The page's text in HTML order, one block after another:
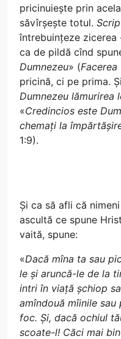
pricinuiește prin
săvîrșește totul.
întrebuințeze zicerea
ca de pildă cînd
Dumnezeu» (Facerea
pricină, ci pe prima.
Dumnezeu lămurirea
«Credincios este
chemați la
1:9).
Și ca să afli că
ascultă ce spune
vaită, spune:
«Dacă mîna ta sau
le și aruncă-le de la
intri în viață șchiop
amîndouă mîinile
foc. Și, dacă ochiul
scoate-l! Căci mai